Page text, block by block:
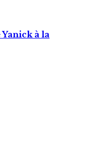
à la